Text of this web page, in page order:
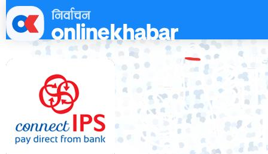
Skip
to
content